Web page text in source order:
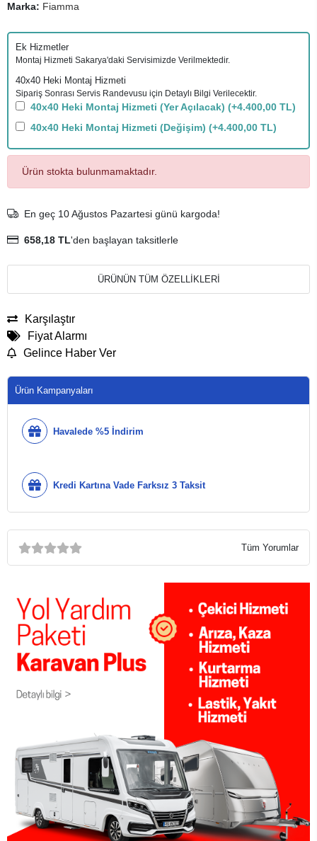
Marka: Fiamma
Ek Hizmetler
Montaj Hizmeti Sakarya'daki Servisimizde Verilmektedir.
40x40 Heki Montaj Hizmeti
Sipariş Sonrası Servis Randevusu için Detaylı Bilgi Verilecektir.
40x40 Heki Montaj Hizmeti (Yer Açılacak) (+4.400,00 TL)
40x40 Heki Montaj Hizmeti (Değişim) (+4.400,00 TL)
Ürün stokta bulunmamaktadır.
En geç 10 Ağustos Pazartesi günü kargoda!
658,18 TL'den başlayan taksitlerle
ÜRÜNÜN TÜM ÖZELLİKLERİ
Karşılaştır
Fiyat Alarmı
Gelince Haber Ver
Ürün Kampanyaları
Havalede %5 İndirim
Kredi Kartına Vade Farksız 3 Taksit
Tüm Yorumlar